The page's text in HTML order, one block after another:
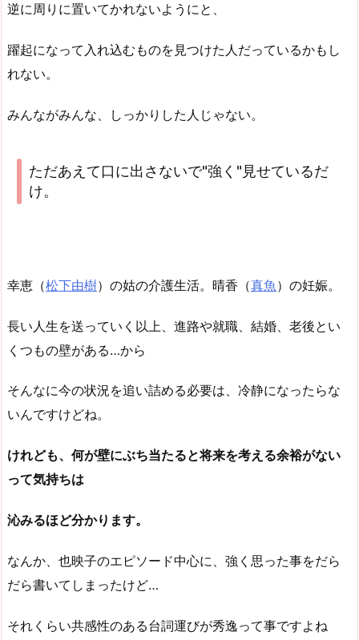
逆に周りに置いてかれないようにと、
躍起になって入れ込むものを見つけた人だっているかもし
れない。
みんながみんな、しっかりした人じゃない。
ただあえて口に出さないで"強く"見せているだ
け。
幸恵（松下由樹）の姑の介護生活。晴香（真魚 ）の妊娠。
長い人生を送っていく以上、進路や就職、結婚、老後とい
くつもの壁がある…から
そんなに今の状況を追い詰める必要は、冷静になったらな
いんですけどね。
けれども、何が壁にぶち当たると将来を考える余裕がない
って気持ちは
沁みるほど分かります。
なんか、也映子のエピソード中心に、強く思った事をだら
だら書いてしまったけど…
それくらい共感性のある台詞運びが秀逸って事ですよね